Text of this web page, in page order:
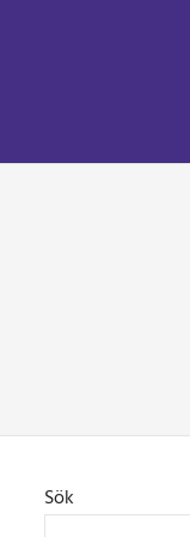
Sök